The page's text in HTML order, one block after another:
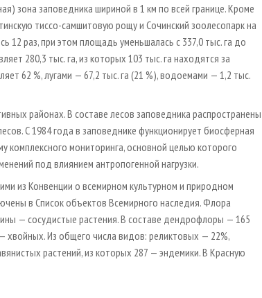
зона заповедника шириной в 1 км по всей границе. Кроме
тиссо-самшитовую рощу и Сочинский зоолесопарк на
12 раз, при этом площадь уменьшалась с 337,0 тыс. га до
280,3 тыс. га, из которых 103 тыс. га находятся за
62 %, лугами — 67,2 тыс. га (21 %), водоемами — 1,2 тыс.
районах. В составе лесов заповедника распространены
С 1984 года в заповеднике функционирует биосферная
мониторинга, основной целью которого
под влиянием антропогенной нагрузки.
из Конвенции о всемирном культурном и природном
в Список объектов Всемирного наследия. Флора
— сосудистые растения. В составе дендрофлоры — 165
Из общего числа видов: реликтовых — 22%,
растений, из которых 287 — эндемики. В Красную